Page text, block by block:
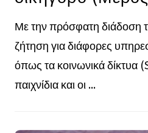
Με την πρόσφατη
ζήτηση για διάφορες
όπως τα κοινωνικά δίκτυα
παιχνίδια και οι ...